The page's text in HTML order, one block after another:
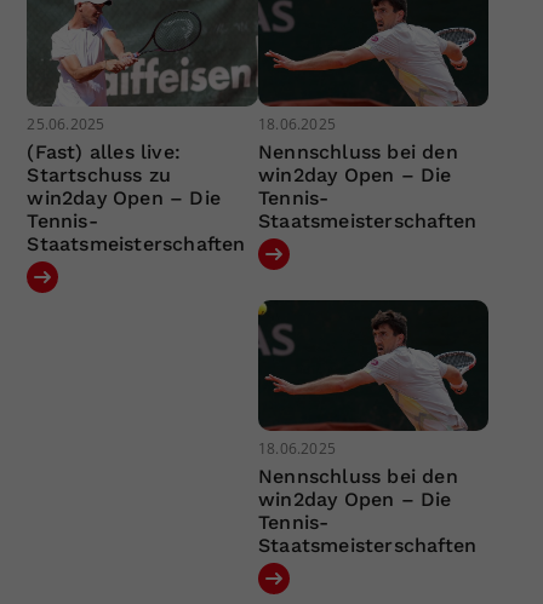
25.06.2025
(Fast) alles live:
Startschuss zu
win2day Open – Die
Tennis-
Staatsmeisterschaften
18.06.2025
Nennschluss bei den
win2day Open – Die
Tennis-
Staatsmeisterschaften
18.06.2025
Nennschluss bei den
win2day Open – Die
Tennis-
Staatsmeisterschaften